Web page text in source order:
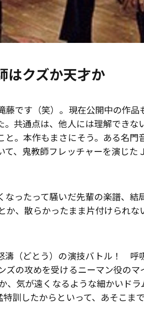
はクズか天才か
藤です（笑）。現在公開中の作品
。共通点は、他人には理解できな
。本作もまさにそう。ある名門
、鬼教師フレッチャーを演じた
なったって騒いだ先輩の楽譜、結
か、散らかったまま片付けられな
濤（どとう）の演技バトル！ 呼
の攻めを受けるニーマン役のマ
、気が遠くなるような細かいドラ
訓したからといって、あそこま